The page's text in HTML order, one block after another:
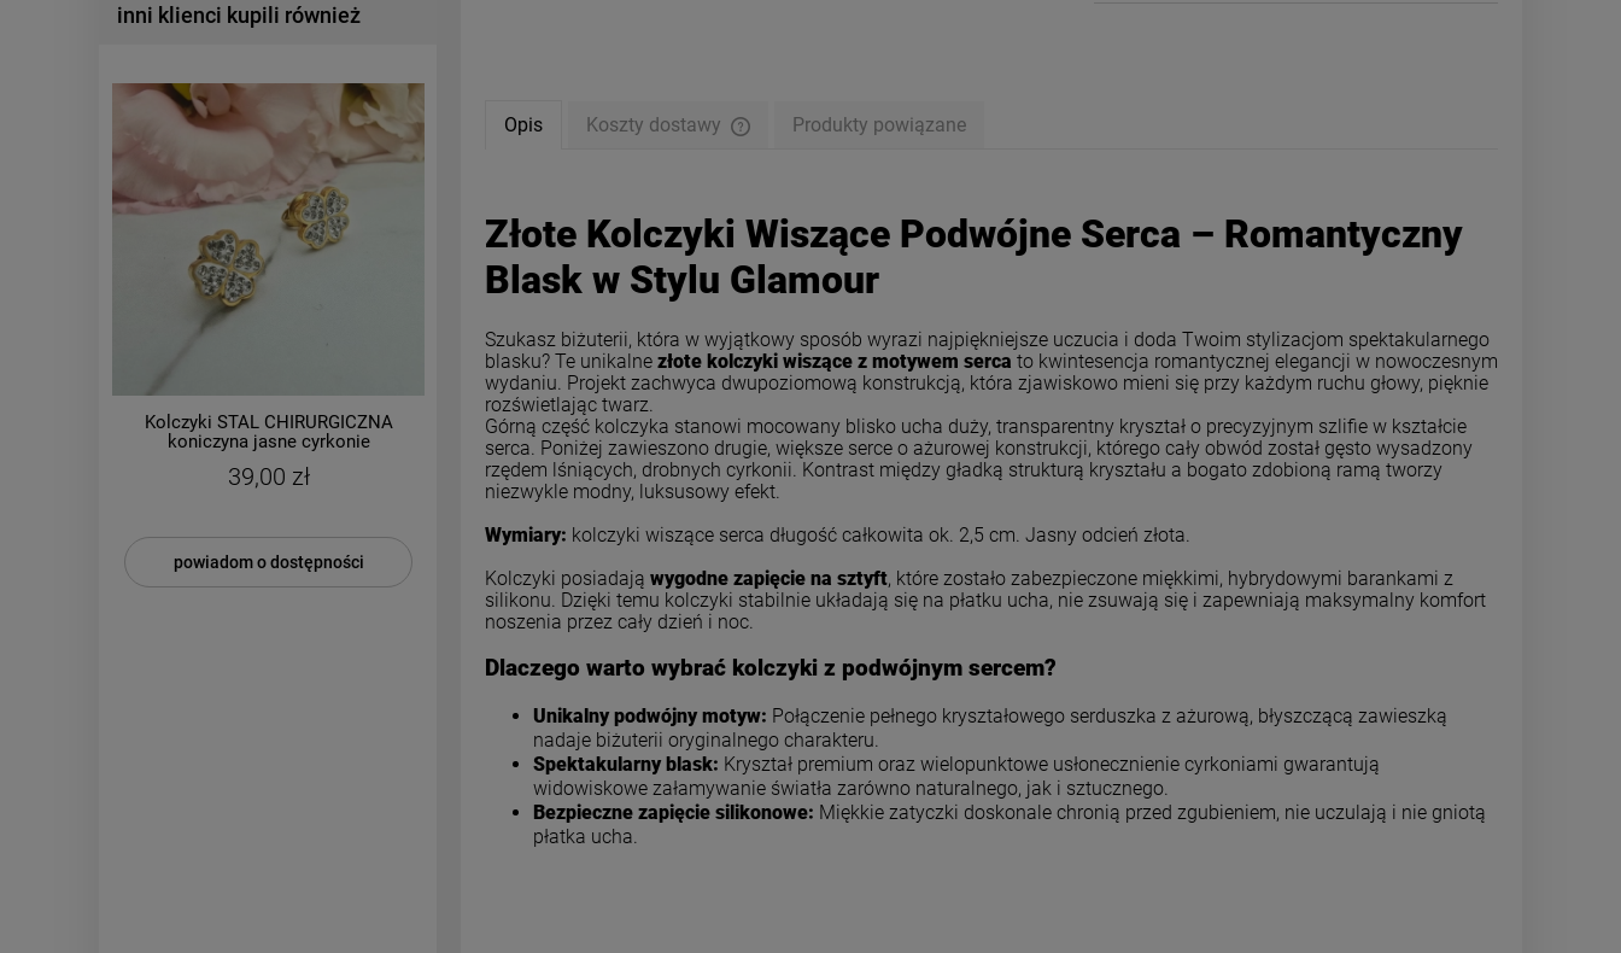
inni klienci kupili również
Kolczyki STAL CHIRURGICZNA
koniczyna jasne cyrkonie
39,00 zł
powiadom o dostępności
Kolczyki STAL CHIRURGICZNA
bigiel duży kryształ cyrkonie jasne
złoto.
59,00 zł
Kolczyki STAL CHIRURGICZNA
wiszące pawie pióro
59,00 zł
Kolczyki STAL CHIRURGICZNA
wiszące ogniwka z cyrkoniami
jasne złoto
44,00 zł
Opis Koszty dostawy Produkty powiązane
Złote Kolczyki Wiszące Podwójne Serca – Romantyczny
Blask w Stylu Glamour
Szukasz biżuterii, która w wyjątkowy sposób wyrazi najpiękniejsze uczucia i doda Twoim stylizacjom spektakularnego
blasku? Te unikalne złote kolczyki wiszące z motywem serca to kwintesencja romantycznej elegancji w nowoczesnym
wydaniu. Projekt zachwyca dwupoziomową konstrukcją, która zjawiskowo mieni się przy każdym ruchu głowy, pięknie
rozświetlając twarz.
Górną część kolczyka stanowi mocowany blisko ucha duży, transparentny kryształ o precyzyjnym szlifie w kształcie
serca. Poniżej zawieszono drugie, większe serce o ażurowej konstrukcji, którego cały obwód został gęsto wysadzony
rzędem lśniących, drobnych cyrkonii. Kontrast między gładką strukturą kryształu a bogato zdobioną ramą tworzy
niezwykle modny, luksusowy efekt.
Wymiary: kolczyki wiszące serca długość całkowita ok. 2,5 cm. Jasny odcień złota.
Kolczyki posiadają wygodne zapięcie na sztyft, które zostało zabezpieczone miękkimi, hybrydowymi barankami z
silikonu. Dzięki temu kolczyki stabilnie układają się na płatku ucha, nie zsuwają się i zapewniają maksymalny komfort
noszenia przez cały dzień i noc.
Dlaczego warto wybrać kolczyki z podwójnym sercem?
Unikalny podwójny motyw: Połączenie pełnego kryształowego serduszka z ażurową, błyszczącą zawieszką
nadaje biżuterii oryginalnego charakteru.
Spektakularny blask: Kryształ premium oraz wielopunktowe usłonecznienie cyrkoniami gwarantują
widowiskowe załamywanie światła zarówno naturalnego, jak i sztucznego.
Bezpieczne zapięcie silikonowe: Miękkie zatyczki doskonale chronią przed zgubieniem, nie uczulają i nie gniotą
płatka ucha.